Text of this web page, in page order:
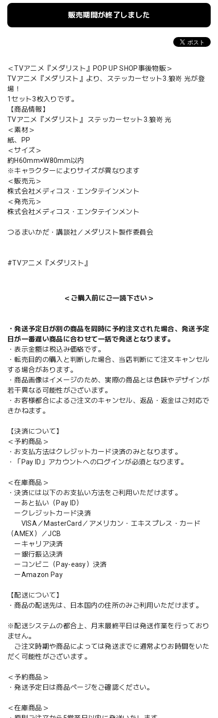
販売期間が終了しました
＜TVアニメ『メダリスト』POP UP SHOP事後物販＞
TVアニメ『メダリスト』より、ステッカーセット3.狼嵜 光が登
場！
1セット3枚入りです。
【商品情報】
TVアニメ『メダリスト』 ステッカーセット3.狼嵜 光
＜素材＞
紙、PP
＜サイズ＞
約H60mm×W80mm以内
※キャラクターによりサイズが異なります
＜販売元＞
株式会社メディコス・エンタテインメント
＜発売元＞
株式会社メディコス・エンタテインメント
つるまいかだ・講談社／メダリスト製作委員会
#TVアニメ『メダリスト』
＜ご購入前にご一読下さい＞
・発送予定日が別の商品を同時に予約注文された場合、発送予定
日が一番遅い商品に合わせて一括で発送となります。
・表示金額は税込み価格です。
・転売目的の購入と判断した場合、当店判断にて注文キャンセル
する場合があります。
・商品画像はイメージのため、実際の商品とは色味やデザインが
若干異なる可能性がございます。
・お客様都合によるご注文のキャンセル、返品・返金はご対応で
きかねます。
【決済について】
＜予約商品＞
・お支払方法はクレジットカード決済のみとなります。
・「Pay ID」アカウントへのログインが必須となります。
＜在庫商品＞
・決済には以下のお支払い方法をご利用いただけます。
ーあと払い（Pay ID）
ークレジットカード決済
VISA／MasterCard／アメリカン・エキスプレス・カード
（AMEX）／JCB
ーキャリア決済
ー銀行振込決済
ーコンビニ（Pay-easy）決済
ーAmazon Pay
【配送について】
・商品の配送先は、日本国内の住所のみご利用いただけます。
※配送システムの都合上、月末最終平日は発送作業を行っており
ません。
ご注文時期や商品によっては発送までに通常よりお時間をいた
だく可能性がございます。
＜予約商品＞
・発送予定日は商品ページをご確認ください。
＜在庫商品＞